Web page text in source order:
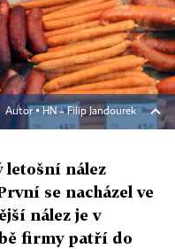
Autor ▪HN – Filip Jandourek
nález
se nacházel ve
nález je v
firmy patří do